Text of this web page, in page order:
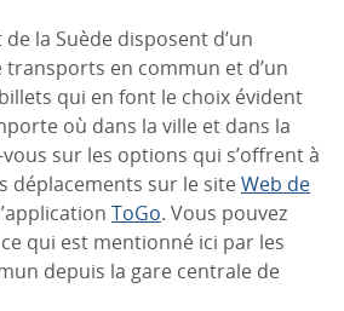
la Suède disposent d’un
transports en commun et d’un
qui en font le choix évident
où dans la ville et dans la
sur les options qui s’offrent à
déplacements sur le siteWeb de
ToGo. Vous pouvez
qui est mentionné ici par les
depuis la gare centrale de